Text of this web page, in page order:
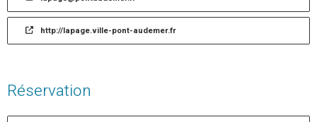
http://lapage.ville-pont-audemer.fr
Réservation